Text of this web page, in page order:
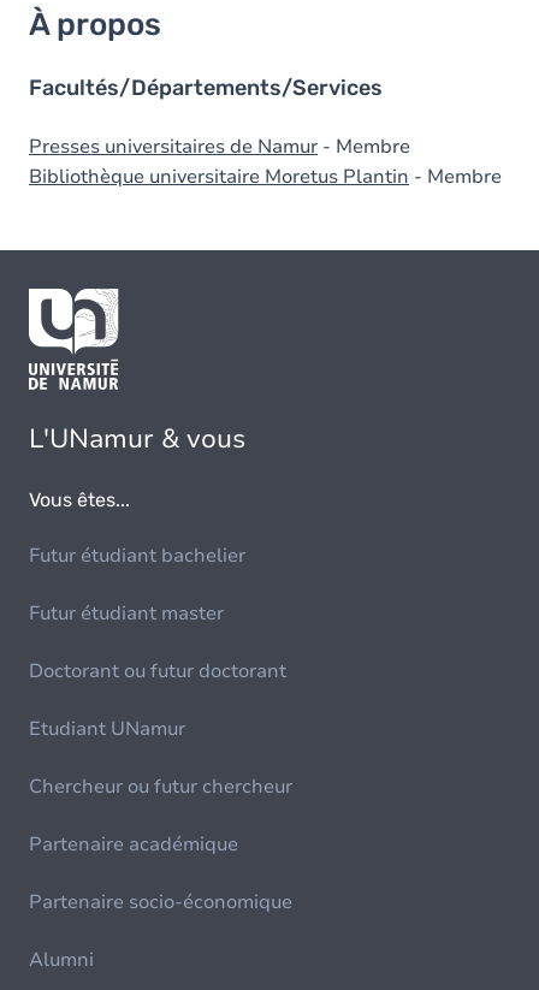
À propos
Facultés/Départements/Services
Presses universitaires de Namur - Membre
Bibliothèque universitaire Moretus Plantin - Membre
L'UNamur & vous
Vous êtes...
Futur étudiant bachelier
Futur étudiant master
Doctorant ou futur doctorant
Etudiant UNamur
Chercheur ou futur chercheur
Partenaire académique
Partenaire socio-économique
Alumni